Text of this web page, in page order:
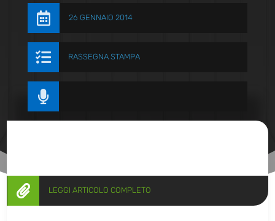
 26 GENNAIO 2014
 RASSEGNA STAMPA

 LEGGI ARTICOLO COMPLETO